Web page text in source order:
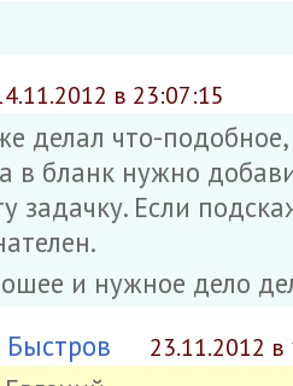
в 23:07:15
делал что-
в бланк нужно
задачку. Если
и нужное дело
23.11.2012 в